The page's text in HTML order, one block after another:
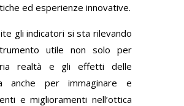
ed esperienze innovative.
gli indicatori si sta rilevando
utile non solo per
realtà e gli effetti delle
anche per immaginare e
e miglioramenti nell’ottica